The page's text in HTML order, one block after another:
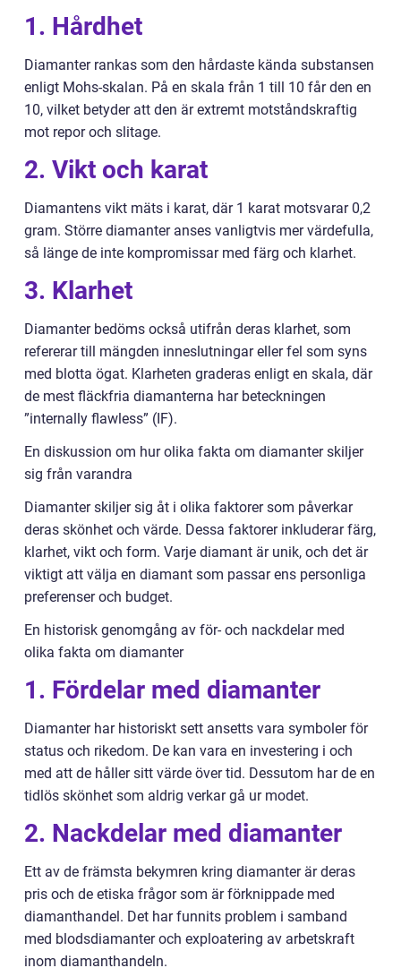
1. Hårdhet
Diamanter rankas som den hårdaste kända substansen
enligt Mohs-skalan. På en skala från 1 till 10 får den en
10, vilket betyder att den är extremt motståndskraftig
mot repor och slitage.
2. Vikt och karat
Diamantens vikt mäts i karat, där 1 karat motsvarar 0,2
gram. Större diamanter anses vanligtvis mer värdefulla,
så länge de inte kompromissar med färg och klarhet.
3. Klarhet
Diamanter bedöms också utifrån deras klarhet, som
refererar till mängden inneslutningar eller fel som syns
med blotta ögat. Klarheten graderas enligt en skala, där
de mest fläckfria diamanterna har beteckningen
”internally flawless” (IF).
En diskussion om hur olika fakta om diamanter skiljer
sig från varandra
Diamanter skiljer sig åt i olika faktorer som påverkar
deras skönhet och värde. Dessa faktorer inkluderar färg,
klarhet, vikt och form. Varje diamant är unik, och det är
viktigt att välja en diamant som passar ens personliga
preferenser och budget.
En historisk genomgång av för- och nackdelar med
olika fakta om diamanter
1. Fördelar med diamanter
Diamanter har historiskt sett ansetts vara symboler för
status och rikedom. De kan vara en investering i och
med att de håller sitt värde över tid. Dessutom har de en
tidlös skönhet som aldrig verkar gå ur modet.
2. Nackdelar med diamanter
Ett av de främsta bekymren kring diamanter är deras
pris och de etiska frågor som är förknippade med
diamanthandel. Det har funnits problem i samband
med blodsdiamanter och exploatering av arbetskraft
inom diamanthandeln.